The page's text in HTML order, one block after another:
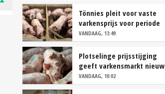
Tönnies pleit voor vaste
varkensprijs voor periode
van zes maanden
VANDAAG, 13:49
Plotselinge prijsstijging
geeft varkensmarkt nieuw
perspectief
VANDAAG, 10:02